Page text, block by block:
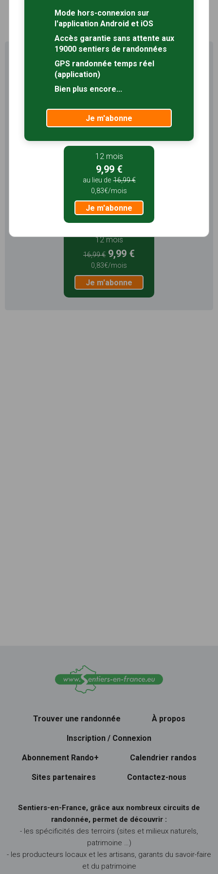
1
Profitez au maximum de
Sentiers en France avec rando
potentiel qu'offre Sentiers en France :
Pas de pub
Favoris illimités
Mode hors-connexion
3 mois
5,99 €
1,99€/mois
Je m'abonne
12 mois
16,99 € 9,99 €
0,83€/mois
Je m'abonne
Trouver une randonnée À propos
Inscription / Connexion
Abonnement Rando+ Calendrier randos
Sites partenaires Contactez-nous
Sentiers-en-France, grâce aux nombreux circuits de
randonnée, permet de découvrir :
- les spécificités des terroirs (sites et milieux naturels,
patrimoine …)
- les producteurs locaux et les artisans, garants du savoir-faire
et du patrimoine
Mode hors-connexion sur
l'application Android et iOS
Accès garantie sans attente aux
19000 sentiers de randonnées
GPS randonnée temps réel
(application)
Bien plus encore...
Je m'abonne
12 mois
9,99 €
au lieu de 16,99 €
0,83€/mois
Je m'abonne